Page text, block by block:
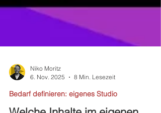
6. Nov. 2025
8 Min. Lesezeit